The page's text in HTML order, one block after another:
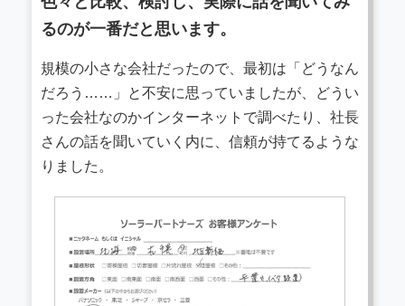
るのが一番だと思います。
規模の小さな会社だったので、最初は「どうなん
だろう……」と不安に思っていましたが、どうい
った会社なのかインターネットで調べたり、社長
さんの話を聞いていく内に、信頼が持てるような
りました。